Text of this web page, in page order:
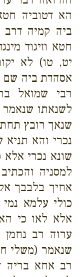
הא דטוביה
ביה קמיה דרב
חטא וזיגוד
יט, טו) לא
אסהדת ביה
רבי שמואל
לשנאתו
שנאך רובץ
נכרי והא
שונא נכרי
למסניה
אחיך בלבבך
כולי עלמא
אלא לאו כי
ערוה רב
שנאמר (משלי
רב אחא בריה